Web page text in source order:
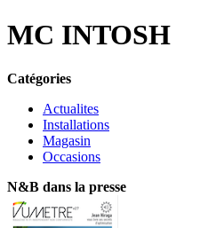
MC INTOSH
Catégories
Actualites
Installations
Magasin
Occasions
N&B dans la presse